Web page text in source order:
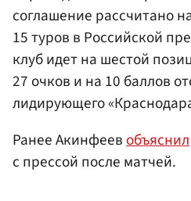
соглашение рассчитано
15 туров в Российской
клуб идет на шестой
27 очков и на 10 баллов
лидирующего
Ранее Акинфеевобъяснил
с прессой после матчей.